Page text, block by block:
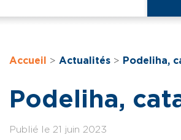
Accueil > Actualités > Podeliha,
Podeliha,
Publié le 21 juin 2023